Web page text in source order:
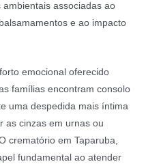
associadas ao
e ao impacto
emocional oferecido
famílias encontram consolo
uma despedida mais íntima
as cinzas em urnas ou
crematório em Taparuba,
fundamental ao atender